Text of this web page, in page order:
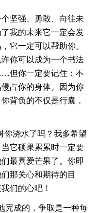
坚强、勇敢、向往未
我的未来它一定会发
它一定可以帮助你。
你可以成为一个书法
但你一定要记住：不
占你的身体。因为你
背负的不仅是行囊，
浇水了吗？我多希望
它硕果累累时一定要
最喜爱芒果了。你即
那关心和期待的目
们的心吧！
成的，争取是一种每